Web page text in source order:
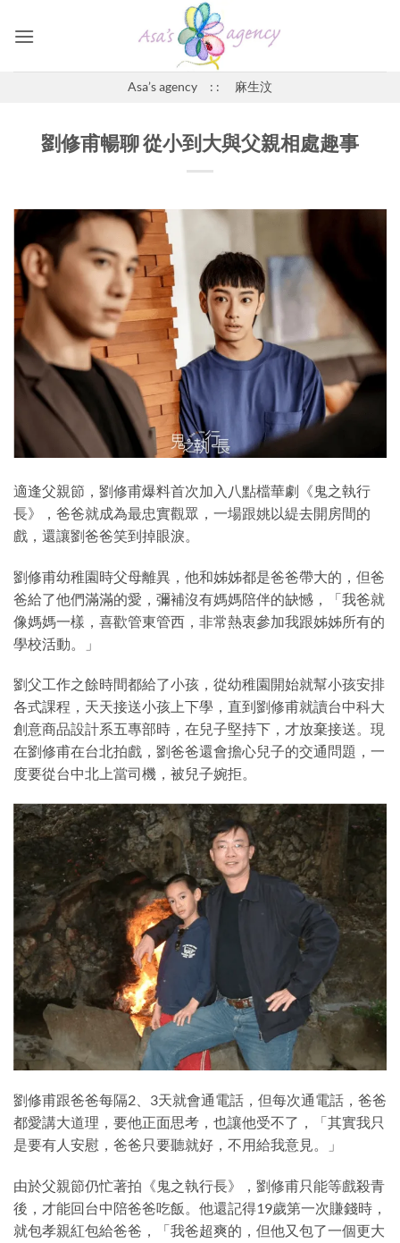
Asa’s agency : : 麻生汶
劉修甫暢聊 從小到大與父親相處趣事
適逢父親節，劉修甫爆料首次加入八點檔華劇《鬼之執行
長》，爸爸就成為最忠實觀眾，一場跟姚以緹去開房間的
戲，還讓劉爸爸笑到掉眼淚。
劉修甫幼稚園時父母離異，他和姊姊都是爸爸帶大的，但爸
爸給了他們滿滿的愛，彌補沒有媽媽陪伴的缺憾，「我爸就
像媽媽一樣，喜歡管東管西，非常熱衷參加我跟姊姊所有的
學校活動。」
劉父工作之餘時間都給了小孩，從幼稚園開始就幫小孩安排
各式課程，天天接送小孩上下學，直到劉修甫就讀台中科大
創意商品設計系五專部時，在兒子堅持下，才放棄接送。現
在劉修甫在台北拍戲，劉爸爸還會擔心兒子的交通問題，一
度要從台中北上當司機，被兒子婉拒。
劉修甫跟爸爸每隔2、3天就會通電話，但每次通電話，爸爸
都愛講大道理，要他正面思考，也讓他受不了，「其實我只
是要有人安慰，爸爸只要聽就好，不用給我意見。」
由於父親節仍忙著拍《鬼之執行長》，劉修甫只能等戲殺青
後，才能回台中陪爸爸吃飯。他還記得19歲第一次賺錢時，
就包孝親紅包給爸爸，「我爸超爽的，但他又包了一個更大